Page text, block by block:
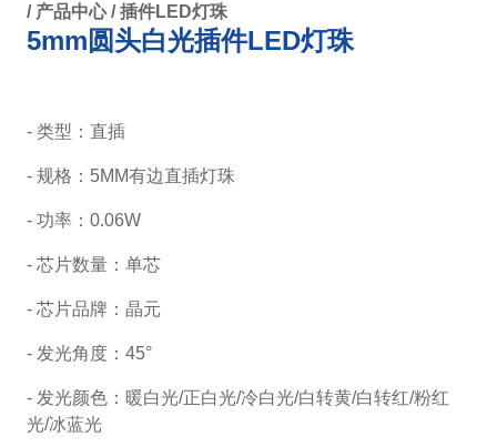
/ 产品中心/插件LED灯珠
5mm圆头白光插件LED灯珠
- 类型：直插
- 规格： 5MM有边直插灯珠
- 功率：0.06W
- 芯片数量：单芯
- 芯片品牌：晶元
- 发光角度：45°
- 发光颜色：暖白光/正白光/冷白光/白转黄/白转红/粉红
光/冰蓝光